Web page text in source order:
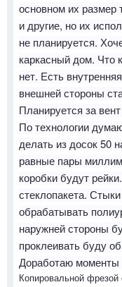
основном их размер
и другие, но их
не планируется.
каркасный дом. Что
нет. Есть
внешней стороны
Планируется за
По технологии
делать из досок 50
равные пары
коробки будут
стеклопакета.
обрабатывать
наружней стороны
проклеивать буду
Доработаю моменты
Копировальной